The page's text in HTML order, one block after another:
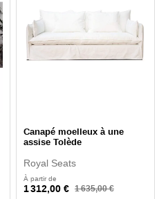
Canapé moelleux à une
assise Tolède
Royal Seats
À partir de
1 312,00 € 1 635,00 €